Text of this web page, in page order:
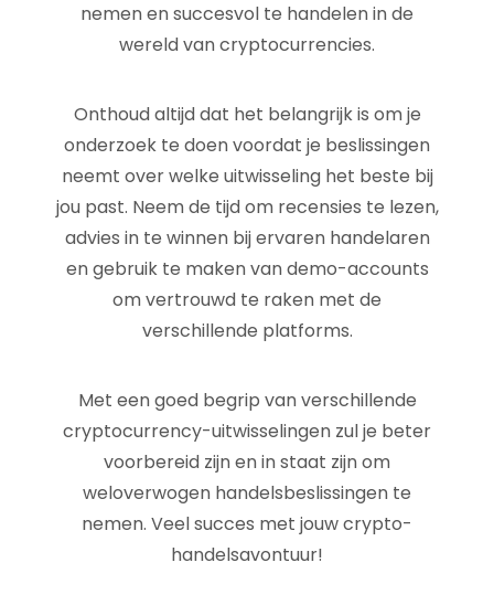
nemen en succesvol te handelen in de
wereld van cryptocurrencies.
Onthoud altijd dat het belangrijk is om je
onderzoek te doen voordat je beslissingen
neemt over welke uitwisseling het beste bij
jou past. Neem de tijd om recensies te lezen,
advies in te winnen bij ervaren handelaren
en gebruik te maken van demo-accounts
om vertrouwd te raken met de
verschillende platforms.
Met een goed begrip van verschillende
cryptocurrency-uitwisselingen zul je beter
voorbereid zijn en in staat zijn om
weloverwogen handelsbeslissingen te
nemen. Veel succes met jouw crypto-
handelsavontuur!